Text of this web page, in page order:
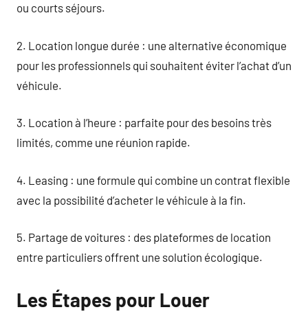
ou courts séjours.
2. Location longue durée : une alternative économique
pour les professionnels qui souhaitent éviter l’achat d’un
véhicule.
3. Location à l’heure : parfaite pour des besoins très
limités, comme une réunion rapide.
4. Leasing : une formule qui combine un contrat flexible
avec la possibilité d’acheter le véhicule à la fin.
5. Partage de voitures : des plateformes de location
entre particuliers offrent une solution écologique.
Les Étapes pour Louer